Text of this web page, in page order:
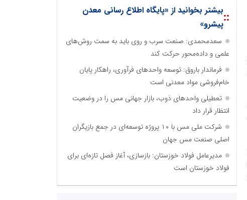
::بیشتر بخوانید از «پایگاه اطلاع رسانی معدن
پیشرو»
سعدمحمدی: صنعت سرب و روی باید به سمت روش‌های
علمی و داده‌محور حرکت کند
فرماندار باروق: توسعه واحدهای فرآوری، راهکار پایان
خام‌فروشی مواد معدنی است
تعطیلی واحدهای ذوب، بازار جهانی مس را در وضعیت
انتظار قرار داد
شرکت ملی مس با ۱۰ پروژه توسعه‌ای در جمع بازیگران
اصلی صنعت مس جهان
مدیرعامل فولاد خوزستان: بازسازی، آغاز فصل تازه‌ای برای
فولاد خوزستان است